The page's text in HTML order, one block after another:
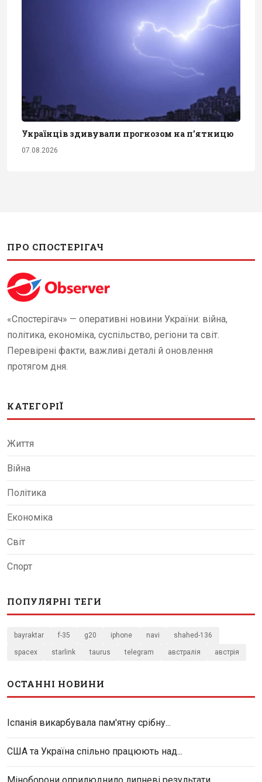
Українців здивували прогнозом на п'ятницю
07.08.2026
ПРО СПОСТЕРІГАЧ
«Спостерігач» — оперативні новини України: війна,
політика, економіка, суспільство, регіони та світ.
Перевірені факти, важливі деталі й оновлення
протягом дня.
КАТЕГОРІЇ
Життя
Війна
Політика
Економіка
Світ
Спорт
ПОПУЛЯРНІ ТЕГИ
bayraktar f-35 g20 iphone navi shahed-136
spacex starlink taurus telegram австралія австрія
ОСТАННІ НОВИНИ
Іспанія викарбувала пам'ятну срібну...
США та Україна спільно працюють над...